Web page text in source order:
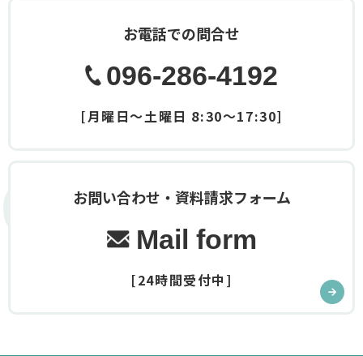
Contact
お電話での問合せ
096-286-4192
[月曜日～土曜日 8:30～17:30]
お問い合わせ・資料請求フォーム
Mail form
[24時間受付中]